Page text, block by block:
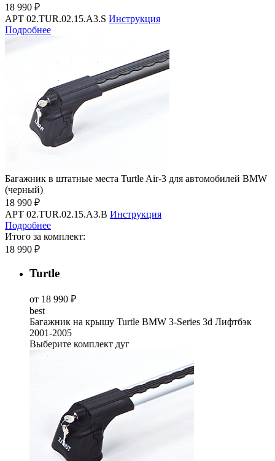
18 990 ₽
АРТ 02.TUR.02.15.A3.S Инструкция
Подробнее
Багажник в штатные места Turtle Air-3 для автомобилей BMW
(черный)
18 990 ₽
АРТ 02.TUR.02.15.A3.B Инструкция
Подробнее
Итого за комплект:
18 990 ₽
Turtle
от 18 990 ₽
best
Багажник на крышу Turtle BMW 3-Series 3d Лифтбэк
2001-2005
Выберите комплект дуг